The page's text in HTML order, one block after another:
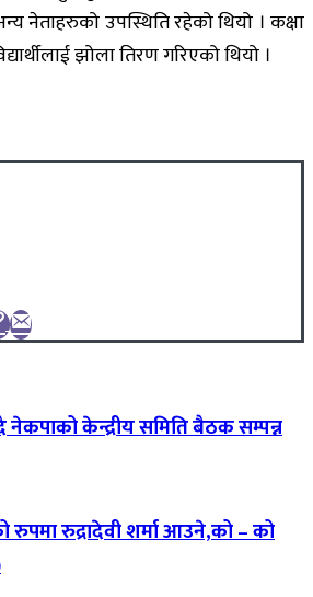
नेताहरुको उपस्थिति रहेको थियो । कक्षा
झोला तिरण गरिएको थियो ।
नेकपाको केन्द्रीय समिति बैठक सम्पन्न
रुपमा रुद्रादेवी शर्मा आउने,को – को